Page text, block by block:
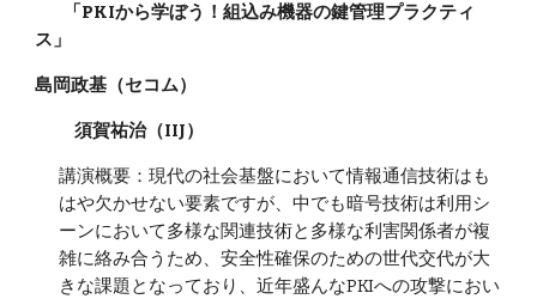
「PKIから学ぼう！組込み機器の鍵管理プラクティ
ス」
島岡政基（セコム）
須賀祐治（IIJ）
講演概要：現代の社会基盤において情報通信技術はも
はや欠かせない要素ですが、中でも暗号技術は利用シ
ーンにおいて多様な関連技術と多様な利害関係者が複
雑に絡み合うため、安全性確保のための世代交代が大
きな課題となっており、近年盛んなPKIへの攻撃におい